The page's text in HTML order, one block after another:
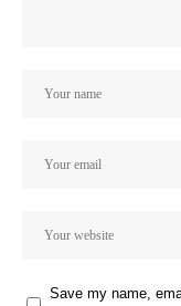
Save my name,